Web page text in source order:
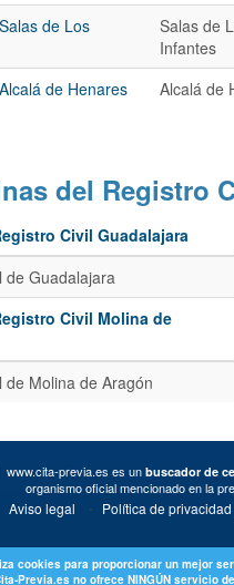
cookies para proporcionar un mejor
Previa.es no ofrece NINGÚN servicio
de Los
Salas de
Infantes
de Henares
Alcalá de
del Registro
Civil Guadalajara
de Guadalajara
Civil Molina de
de Molina de Aragón
previa.es es un buscador de
organismo oficial mencionado en la
Aviso legal · Política de